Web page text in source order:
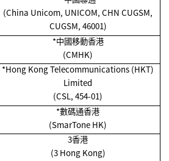
(China Unicom, UNICOM, CHN CUGSM,
CUGSM, 46001)
*中國移動香港
(CMHK)
*Hong Kong Telecommunications (HKT)
Limited
(CSL, 454-01)
*數碼通香港
(SmarTone HK)
3香港
(3 Hong Kong)